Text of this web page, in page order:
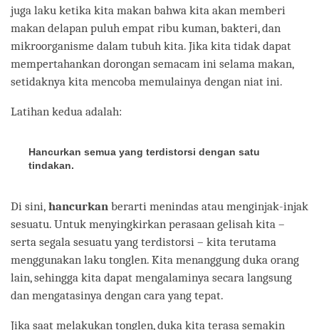
juga laku ketika kita makan bahwa kita akan memberi
makan delapan puluh empat ribu kuman, bakteri, dan
mikroorganisme dalam tubuh kita. Jika kita tidak dapat
mempertahankan dorongan semacam ini selama makan,
setidaknya kita mencoba memulainya dengan niat ini.
Latihan kedua adalah:
Hancurkan semua yang terdistorsi dengan satu
tindakan.
Di sini, hancurkan berarti menindas atau menginjak-injak
sesuatu. Untuk menyingkirkan perasaan gelisah kita –
serta segala sesuatu yang terdistorsi – kita terutama
menggunakan laku tonglen. Kita menanggung duka orang
lain, sehingga kita dapat mengalaminya secara langsung
dan mengatasinya dengan cara yang tepat.
Jika saat melakukan tonglen, duka kita terasa semakin